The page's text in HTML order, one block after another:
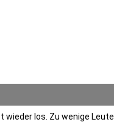
wieder los. Zu wenige